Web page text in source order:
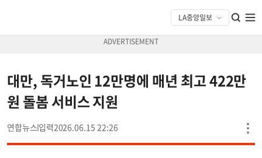
대만, 독거노인 12만명에 매년 최고 422만
원 돌봄 서비스 지원
연합뉴스 2026.06.15 22:26